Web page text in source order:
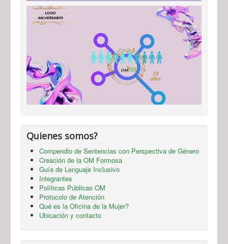
Quienes somos?
Compendio de Sentencias con Perspectiva de Género
Creación de la OM Formosa
Guía de Lenguaje Inclusivo
Integrantes
Políticas Públicas OM
Protocolo de Atención
Qué es la Oficina de la Mujer?
Ubicación y contacto